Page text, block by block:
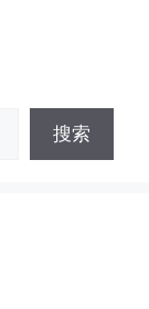
搜索